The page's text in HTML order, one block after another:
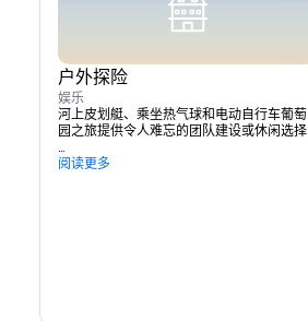
户外探险
娱乐
河上皮划艇、乘坐热气球和电动自行车葡萄
园之旅提供令人难忘的团队建设或休闲选择
附近的索诺玛湖提供远足和划船的机会。
阅读更多